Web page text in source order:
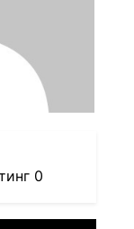
0